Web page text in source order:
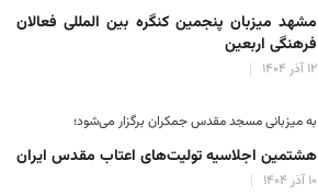
مشهد میزبان پنجمین کنگره بین المللی فعالان
فرهنگی اربعین
۱۲ آذر ۱۴۰۴
به میزبانی مسجد مقدس جمکران برگزار می‌شود؛
هشتمین اجلاسیه تولیت‌های اعتاب مقدس ایران
۱۰ آذر ۱۴۰۴